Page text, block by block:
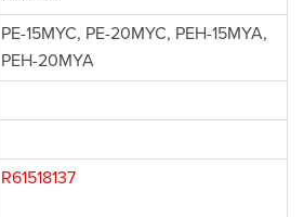
PE-15MYC, PE-20MYC, PEH-15MYA,
PEH-20MYA
R61518137